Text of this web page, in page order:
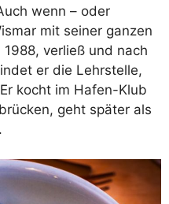
wenn – oder
mit seiner ganzen
verließ und nach
er die Lehrstelle,
kocht im Hafen-Klub
geht später als